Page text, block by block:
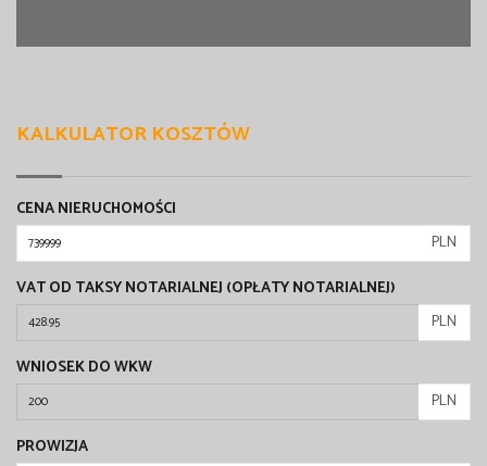
KALKULATOR KOSZTÓW
CENA NIERUCHOMOŚCI
PLN
VAT OD TAKSY NOTARIALNEJ (OPŁATY NOTARIALNEJ)
PLN
WNIOSEK DO WKW
PLN
PROWIZJA